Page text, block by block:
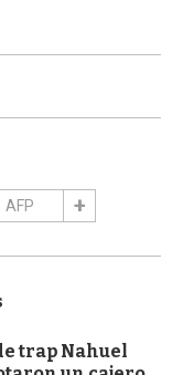
AFP
trap Nahuel